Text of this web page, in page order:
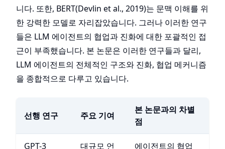
니다. 또한, BERT(Devlin et al., 2019)는 문맥 이해를 위
한 강력한 모델로 자리잡았습니다. 그러나 이러한 연구
들은 LLM 에이전트의 협업과 진화에 대한 포괄적인 접
근이 부족했습니다. 본 논문은 이러한 연구들과 달리,
LLM 에이전트의 전체적인 구조와 진화, 협업 메커니즘
을 종합적으로 다루고 있습니다.
선행 연구 주요 기여
본 논문과의 차별
점
GPT-3
대규모 언
에이전트의 협업